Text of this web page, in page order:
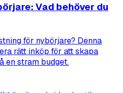
Vad behöver du
för nybörjare? Denna
rätt inköp för att skapa
en stram budget.